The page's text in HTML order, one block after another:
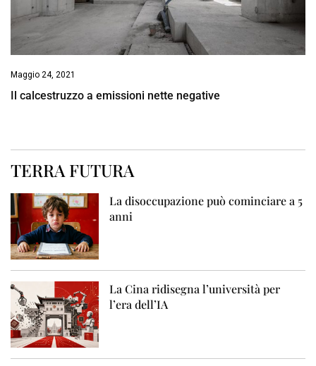
Maggio 24, 2021
Il calcestruzzo a emissioni nette negative
TERRA FUTURA
La disoccupazione può cominciare a 5
anni
La Cina ridisegna l’università per
l’era dell’IA